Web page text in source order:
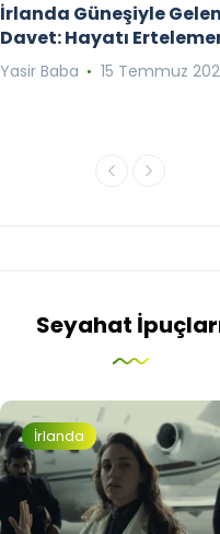
İrlanda Güneşiyle Gelen
Davet: Hayatı
Yasir Baba 15 Temmuz
Seyahat
İrlanda